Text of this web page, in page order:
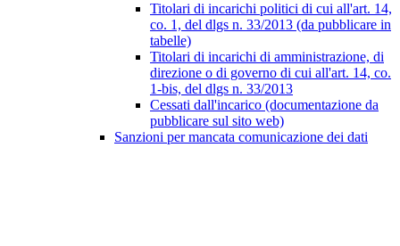
Titolari di incarichi politici di cui all'art. 14,
co. 1, del dlgs n. 33/2013 (da pubblicare in
tabelle)
Titolari di incarichi di amministrazione, di
direzione o di governo di cui all'art. 14, co.
1-bis, del dlgs n. 33/2013
Cessati dall'incarico (documentazione da
pubblicare sul sito web)
Sanzioni per mancata comunicazione dei dati